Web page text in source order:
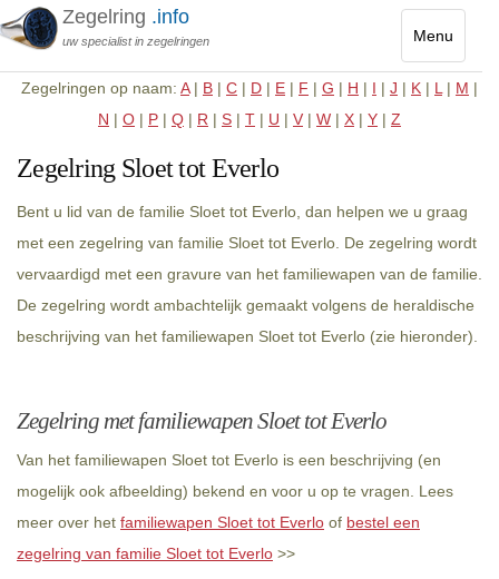
Menu
Toggle
Zegelring .info
uw specialist in zegelringen
Zegelringen op naam: A| B | C | D | E | F | G | H | I | J | K | L | M |
N | O | P | Q | R | S | T | U | V | W | X | Y | Z
Zegelring Sloet tot Everlo
Bent u lid van de familie Sloet tot Everlo, dan helpen we u graag
met een zegelring van familie Sloet tot Everlo. De zegelring wordt
vervaardigd met een gravure van het familiewapen van de familie.
De zegelring wordt ambachtelijk gemaakt volgens de heraldische
beschrijving van het familiewapen Sloet tot Everlo (zie hieronder).
Zegelring met familiewapen Sloet tot Everlo
Van het familiewapen Sloet tot Everlo is een beschrijving (en
mogelijk ook afbeelding) bekend en voor u op te vragen. Lees
meer over het familiewapen Sloet tot Everlo of bestel een
zegelring van familie Sloet tot Everlo >>